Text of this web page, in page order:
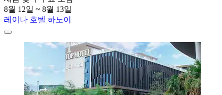
8월 12일 ~ 8월 13일
레이나 호텔 하노이